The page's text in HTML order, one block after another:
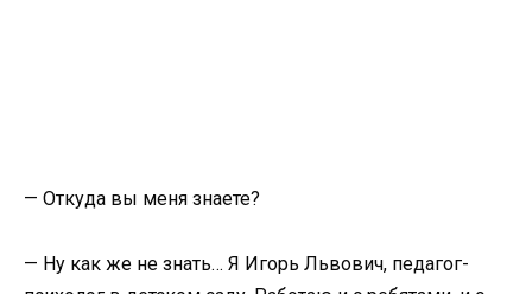
— Откуда вы меня знаете?
— Ну как же не знать… Я Игорь Львович, педагог-